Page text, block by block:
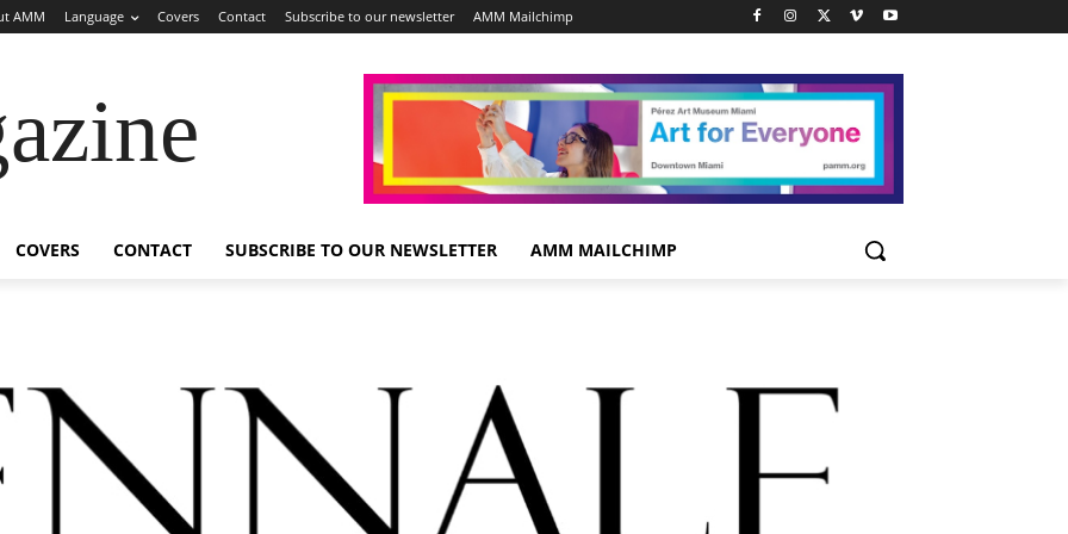
AMM Language Covers Contact Subscribe to our newsletter AMM Mailchimp
COVERS CONTACT SUBSCRIBE TO OUR NEWSLETTER AMM MAILCHIMP